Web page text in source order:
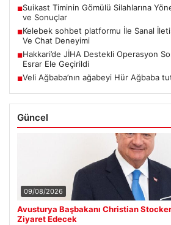
■Suikast Timinin Gömülü Silahlarına
ve Sonuçlar
■Kelebek sohbet platformu İle Sanal
Ve Chat Deneyimi
■Hakkari’de JİHA Destekli Operasyon
Esrar Ele Geçirildi
■Veli Ağbaba’nın ağabeyi Hür Ağbaba
Güncel
09/08/2026
Avusturya Başbakanı Christian Stocker
Ziyaret Edecek